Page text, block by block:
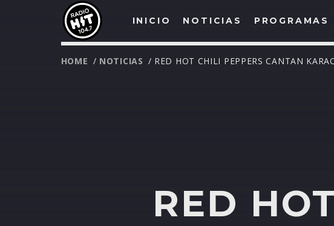
INICIO NOTICIAS PROGRAMAS
HOME / NOTICIAS / RED HOT CHILI PEPPERS CANTAN
RED